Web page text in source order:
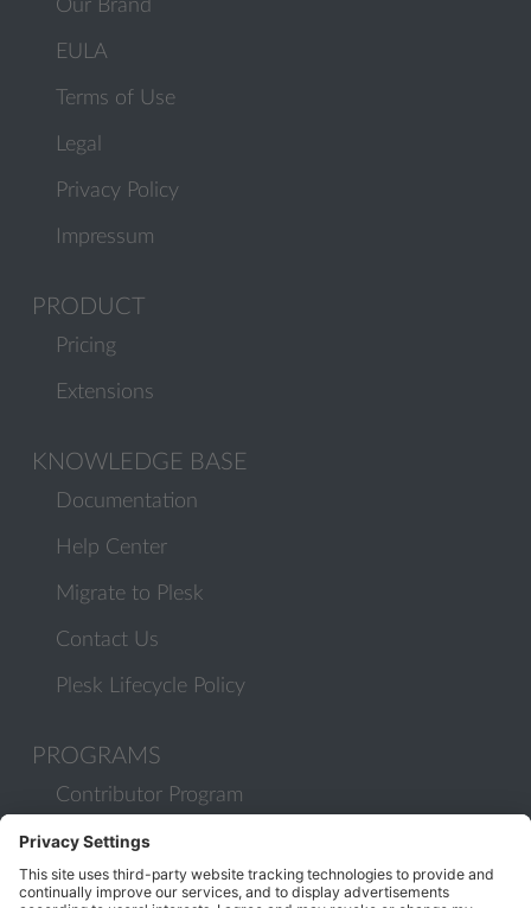
Our Brand
EULA
Terms of Use
Legal
Privacy Policy
Impressum
PRODUCT
Pricing
Extensions
KNOWLEDGE BASE
Documentation
Help Center
Migrate to Plesk
Contact Us
Plesk Lifecycle Policy
PROGRAMS
Contributor Program
Partner Program